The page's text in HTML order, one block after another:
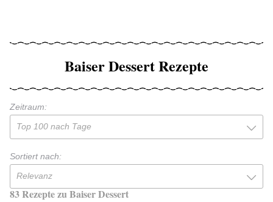
Baiser Dessert Rezepte
Zeitraum:
Top 100 nach Tage
Sortiert nach:
Relevanz
83 Rezepte zu Baiser Dessert